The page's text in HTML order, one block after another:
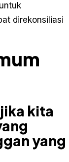
direkonsiliasi
kita
yang